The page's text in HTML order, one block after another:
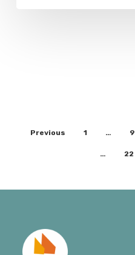
Previous 1 … 9
… 22